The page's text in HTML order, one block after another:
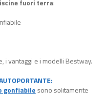
fuori terra:
i vantaggi e i modelli Bestway.
gonfiabile sono solitamente